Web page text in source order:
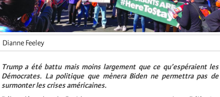
Dianne Feeley
Trump a été battu mais moins largement que ce qu’espéraient les
Démocrates. La politique que mènera Biden ne permettra pas de
surmonter les crises américaines.